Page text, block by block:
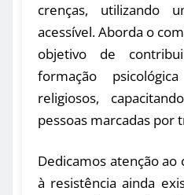
crenças, utilizando
acessível. Aborda o
objetivo de
formação
religiosos,
pessoas marcadas por
Dedicamos atenção
à resistência ainda